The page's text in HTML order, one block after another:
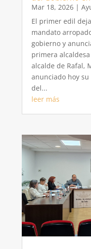
Mar 18, 2026|
El primer edil
mandato
gobierno y
primera
alcalde de Rafal,
anunciado hoy
del...
leer más